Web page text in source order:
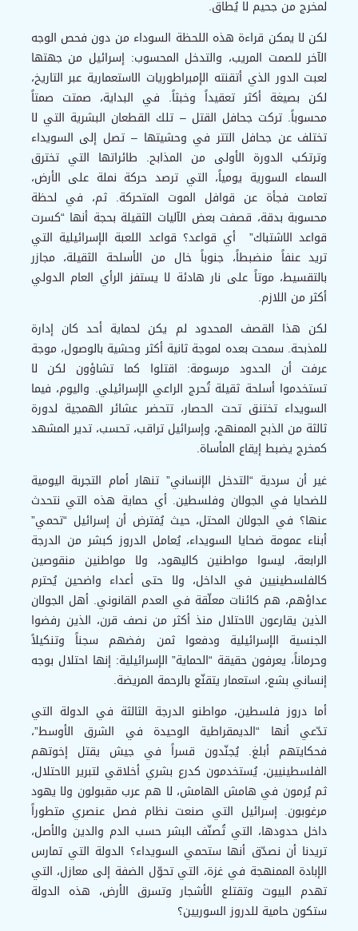
لمخرج من جحيم لا يُطاق.
لكن لا يمكن قراءة هذه اللحظة السوداء من دون فحص الوجه
الآخر للصمت المريب، والتدخل المحسوب: إسرائيل من جهتها
لعبت الدور الذي أتقنته الإمبراطوريات الاستعمارية عبر التاريخ،
لكن بصيغة أكثر تعقيداً وخبثاً. في البداية، صمتت صمتاً
محسوباً. تركت جحافل القتل – تلك القطعان البشرية التي لا
تختلف عن جحافل التتر في وحشيتها – تصل إلى السويداء
وترتكب الدورة الأولى من المذابح. طائراتها التي تخترق
السماء السورية يومياً، التي ترصد حركة نملة على الأرض،
تعامت فجأة عن قوافل الموت المتحركة. ثم، في لحظة
محسوبة بدقة، قصفت بعض الآليات الثقيلة بحجة أنها “كسرت
قواعد الاشتباك” أي قواعد؟ قواعد اللعبة الإسرائيلية التي
تريد عنفاً منضبطاً، جنوباً خال من الأسلحة الثقيلة، مجازر
بالتقسيط، موتاً على نار هادئة لا يستفز الرأي العام الدولي
أكثر من اللازم.
لكن هذا القصف المحدود لم يكن لحماية أحد كان إدارة
للمذبحة. سمحت بعده لموجة ثانية أكثر وحشية بالوصول، موجة
عرفت أن الحدود مرسومة: اقتلوا كما تشاؤون لكن لا
تستخدموا أسلحة ثقيلة تُحرج الراعي الإسرائيلي. واليوم، فيما
السويداء تختنق تحت الحصار، تتحضر عشائر الهمجية لدورة
ثالثة من الذبح الممنهج، وإسرائيل تراقب، تحسب، تدير المشهد
كمخرج يضبط إيقاع المأساة.
غير أن سردية “التدخل الإنساني” تنهار أمام التجربة اليومية
للضحايا في الجولان وفلسطين. أي حماية هذه التي نتحدث
عنها؟ في الجولان المحتل، حيث يُفترض أن إسرائيل “تحمي”
أبناء عمومة ضحايا السويداء، يُعامل الدروز كبشر من الدرجة
الرابعة، ليسوا مواطنين كاليهود، ولا مواطنين منقوصين
كالفلسطينيين في الداخل، ولا حتى أعداء واضحين يُحترم
عداؤهم، هم كائنات معلّقة في العدم القانوني. أهل الجولان
الذين يقارعون الاحتلال منذ أكثر من نصف قرن، الذين رفضوا
الجنسية الإسرائيلية ودفعوا ثمن رفضهم سجناً وتنكيلاً
وحرماناً، يعرفون حقيقة “الحماية” الإسرائيلية: إنها احتلال بوجه
إنساني بشع، استعمار يتقنّع بالرحمة المريضة.
أما دروز فلسطين، مواطنو الدرجة الثالثة في الدولة التي
تدّعي أنها “الديمقراطية الوحيدة في الشرق الأوسط”،
فحكايتهم أبلغ. يُجنّدون قسراً في جيش يقتل إخوتهم
الفلسطينيين، يُستخدمون كدرع بشري أخلاقي لتبرير الاحتلال،
ثم يُرمون في هامش الهامش، لا هم عرب مقبولون ولا يهود
مرغوبون. إسرائيل التي صنعت نظام فصل عنصري متطوراً
داخل حدودها، التي تُصنّف البشر حسب الدم والدين والأصل،
تريدنا أن نصدّق أنها ستحمي السويداء؟ الدولة التي تمارس
الإبادة الممنهجة في غزة، التي تحوّل الضفة إلى معازل، التي
تهدم البيوت وتقتلع الأشجار وتسرق الأرض، هذه الدولة
ستكون حامية للدروز السوريين؟